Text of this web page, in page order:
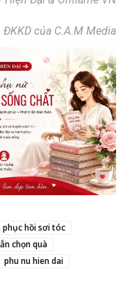
của C.A.M Media
phục hồi sơi tóc
chọn quà
phu nu hien dai